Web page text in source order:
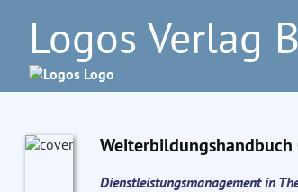
Logos Verlag
Weiterbildungshandbuch
Dienstleistungsmanagement in